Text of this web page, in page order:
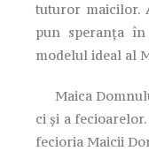
tuturor maicilor.
pun speranţa
modelul ideal al
Maica
ci şi a
fecioria Maicii